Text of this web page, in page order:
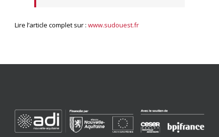
Lire l’article complet sur : www.sudouest.fr